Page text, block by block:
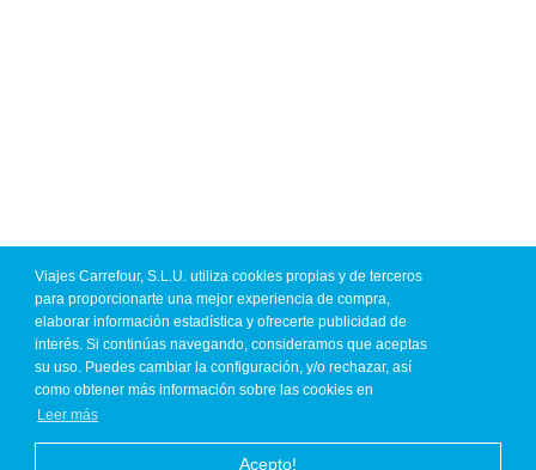
Viajes Carrefour, S.L.U. utiliza cookies propias y de terceros
para proporcionarte una mejor experiencia de compra,
elaborar información estadística y ofrecerte publicidad de
interés. Si continúas navegando, consideramos que aceptas
su uso. Puedes cambiar la configuración, y/o rechazar, así
como obtener más información sobre las cookies en
Leer más
Acepto!